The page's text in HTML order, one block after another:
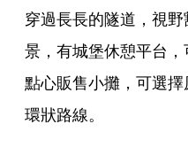
穿過長長的隧道，視
景，有城堡休憩平台
點心販售小攤，可選
環狀路線。